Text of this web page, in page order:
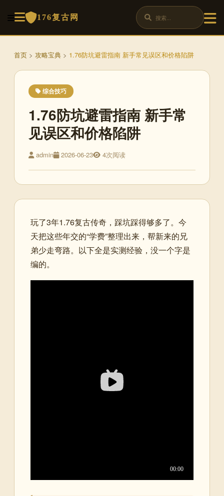
176复古网
首页 > 攻略宝典 > 1.76防坑避雷指南 新手常见误区和价格陷阱
综合技巧
1.76防坑避雷指南 新手常
见误区和价格陷阱
admin 2026-06-23 4次阅读
玩了3年1.76复古传奇，踩坑踩得够多了。今
天把这些年交的“学费”整理出来，帮新来的兄
弟少走弯路。以下全是实测经验，没一个字是
编的。